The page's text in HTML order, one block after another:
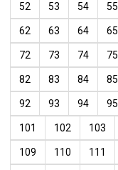
52 53 54 55
62 63 64 65
72 73 74 75
82 83 84 85
92 93 94 95
101 102 103
109 110 111